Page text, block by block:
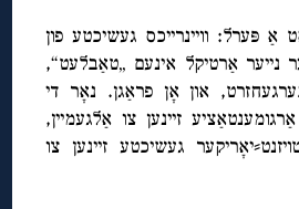
וויינרייכס געשיכטע פון
נייער אַרטיקל אינעם „טאַבלעט“,
און אָן פראַגן. נאָר די
אַרגומענטאַציע זיינען צו אַלגעמיין,
געשיכטע זיינען צו